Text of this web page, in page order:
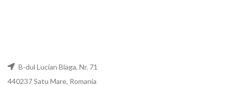
B-dul Lucian Blaga, Nr. 71
440237 Satu Mare, Romania